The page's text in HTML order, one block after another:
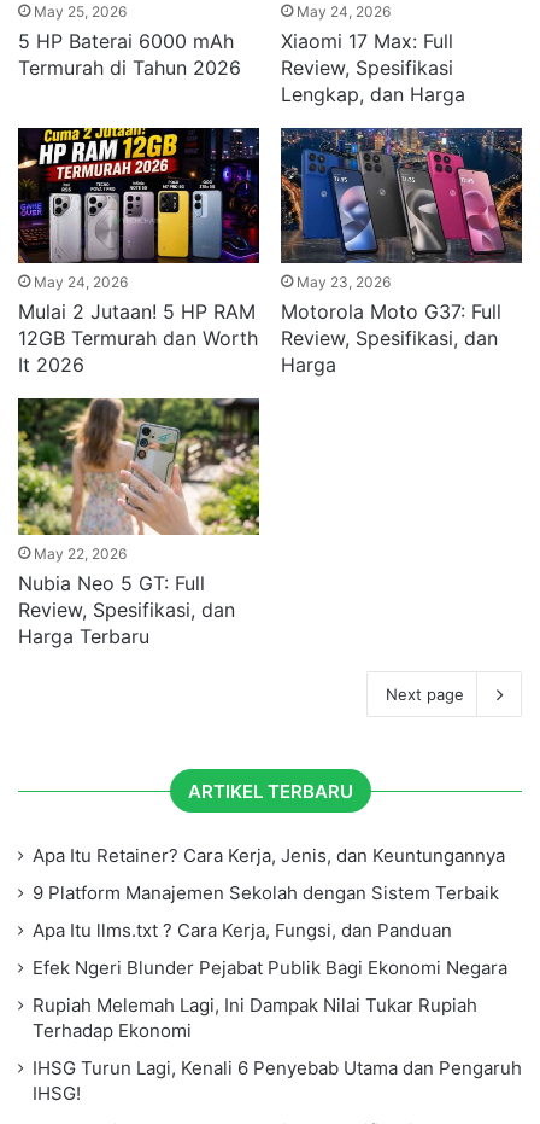
May 25, 2026
5 HP Baterai 6000 mAh
Termurah di Tahun 2026
May 24, 2026
Xiaomi 17 Max: Full
Review, Spesifikasi
Lengkap, dan Harga
May 24, 2026
Mulai 2 Jutaan! 5 HP RAM
12GB Termurah dan Worth
It 2026
May 23, 2026
Motorola Moto G37: Full
Review, Spesifikasi, dan
Harga
May 22, 2026
Nubia Neo 5 GT: Full
Review, Spesifikasi, dan
Harga Terbaru
Next page
ARTIKEL TERBARU
Apa Itu Retainer? Cara Kerja, Jenis, dan Keuntungannya
9 Platform Manajemen Sekolah dengan Sistem Terbaik
Apa Itu llms.txt ? Cara Kerja, Fungsi, dan Panduan
Efek Ngeri Blunder Pejabat Publik Bagi Ekonomi Negara
Rupiah Melemah Lagi, Ini Dampak Nilai Tukar Rupiah
Terhadap Ekonomi
IHSG Turun Lagi, Kenali 6 Penyebab Utama dan Pengaruh
IHSG!